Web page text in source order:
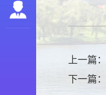
上一篇：
下一篇：